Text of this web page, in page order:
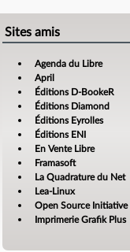
Sites amis
Agenda du Libre
April
Éditions D-BookeR
Éditions Diamond
Éditions Eyrolles
Éditions ENI
En Vente Libre
Framasoft
La Quadrature du Net
Lea-Linux
Open Source Initiative
Imprimerie Grafik Plus